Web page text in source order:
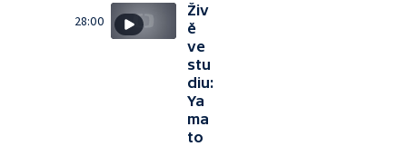
28:00
Živ
ě
ve
stu
diu:
Ya
ma
to